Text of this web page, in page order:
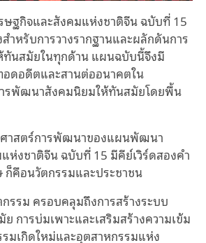
ฐกิจและสังคมแห่งชาติจีน ฉบับที่ 15
ำหรับการวางรากฐานและผลักดันการ
นสมัยในทุกด้าน แผนฉบับนี้จึงมี
ดอดีตและสานต่ออนาคตใน
ารพัฒนาสังคมนิยมให้ทันสมัยโดยพื้น
าสตร์การพัฒนาของแผนพัฒนา
ห่งชาติจีน ฉบับที่ 15 มีคีย์เวิร์ดสองคำ
คือนวัตกรรมและประชาชน
รรม ครอบคลุมถึงการสร้างระบบ
การบ่มเพาะและเสริมสร้างความเข้ม
มเกิดใหม่และอุตสาหกรรมแห่ง